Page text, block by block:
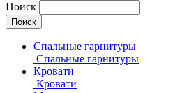
Поиск
Спальные гарнитуры
Спальные гарнитуры
Кровати
Кровати